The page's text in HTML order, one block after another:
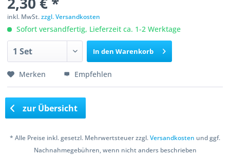
inkl. MwSt.zzgl. Versandkosten
Sofort versandfertig, Lieferzeit ca. 1-2 Werktage
In den Warenkorb
Merken Empfehlen
zur Übersicht
* Alle Preise inkl. gesetzl. Mehrwertsteuer zzgl.Versandkosten und ggf.
Nachnahmegebühren, wenn nicht anders beschrieben